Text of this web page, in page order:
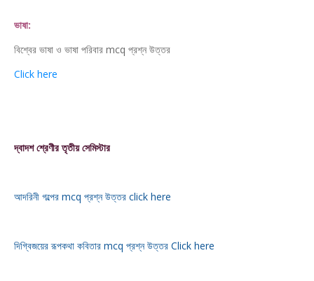
ভাষা:
বিশ্বের ভাষা ও ভাষা পরিবার mcq প্রশ্ন উত্তর
Click here
দ্বাদশ শ্রেণীর তৃতীয় সেমিস্টার
আদরিনী গল্পের mcq প্রশ্ন উত্তর click here
দিগ্বিজয়ের রূপকথা কবিতার mcq প্রশ্ন উত্তর Click here